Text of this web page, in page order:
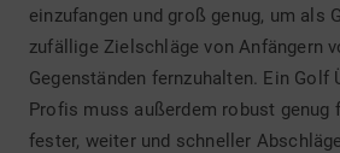
einzufangen und groß genug, um als
zufällige Zielschläge von Anfängern
Gegenständen fernzuhalten. Ein Golf
Profis muss außerdem robust genug
fester, weiter und schneller